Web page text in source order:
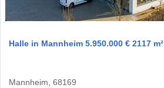
Halle in Mannheim 5.950.000 € 2117 m²
Mannheim, 68169